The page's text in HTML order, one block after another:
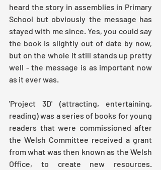
heard the story in assemblies in Primary
School but obviously the message has
stayed with me since. Yes, you could say
the book is slightly out of date by now,
but on the whole it still stands up pretty
well - the message is as important now
as it ever was.
'Project 3D' (attracting, entertaining,
reading) was a series of books for young
readers that were commissioned after
the Welsh Committee received a grant
from what was then known as the Welsh
Office, to create new resources.